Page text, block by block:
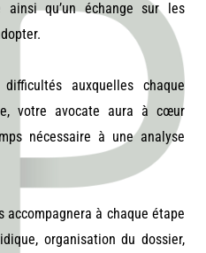
ainsi qu’un échange sur les
difficultés auxquelles chaque
votre avocate aura à cœur
nécessaire à une analyse
accompagnera à chaque étape
organisation du dossier,